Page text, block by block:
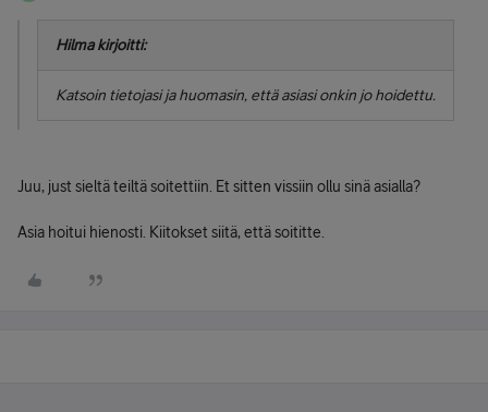
Hilma kirjoitti:
Katsoin tietojasi ja huomasin, että asiasi onkin jo hoidettu.
Juu, just sieltä teiltä soitettiin. Et sitten vissiin ollu sinä asialla?
Asia hoitui hienosti. Kiitokset siitä, että soititte.